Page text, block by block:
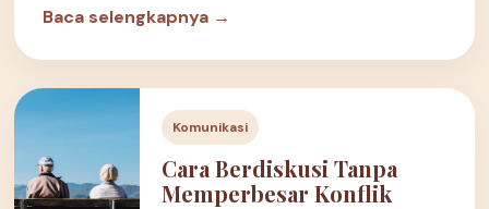
Baca selengkapnya →
Komunikasi
Cara Berdiskusi Tanpa
Memperbesar Konflik